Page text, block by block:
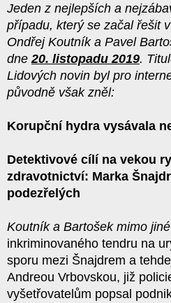
Jeden z nejlepších a
případu, který se začal řešit
Ondřej Koutník a Pavel
dne20. listopadu 2019.
Lidových novin byl pro
původně však zněl:
Korupční hydra vysávala
Detektivové cílí na vekou
zdravotnictví: Marka
podezřelých
Koutník a Bartošek mimo
inkriminovaného tendru na
sporu mezi Šnajdrem a
Andreou Vrbovskou, již
vyšetřovatelům popsal